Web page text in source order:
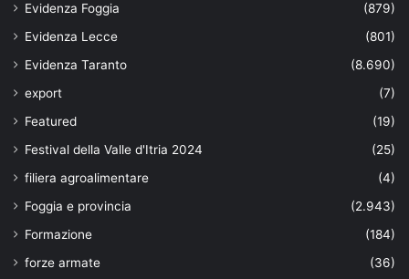
Evidenza Foggia
(879)
Evidenza Lecce
(801)
Evidenza Taranto
(8.690)
export
(7)
Featured
(19)
Festival della Valle d'Itria 2024
(25)
filiera agroalimentare
(4)
Foggia e provincia
(2.943)
Formazione
(184)
forze armate
(36)